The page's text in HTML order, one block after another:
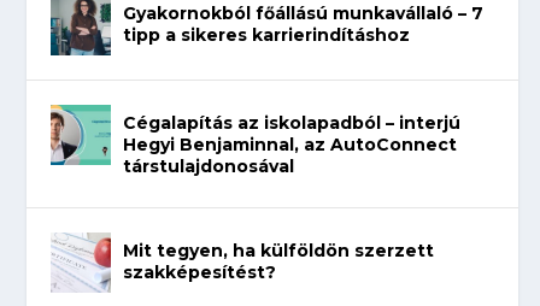
Gyakornokból főállású munkavállaló – 7
tipp a sikeres karrierindításhoz
Cégalapítás az iskolapadból – interjú
Hegyi Benjaminnal, az AutoConnect
társtulajdonosával
Mit tegyen, ha külföldön szerzett
szakképesítést?